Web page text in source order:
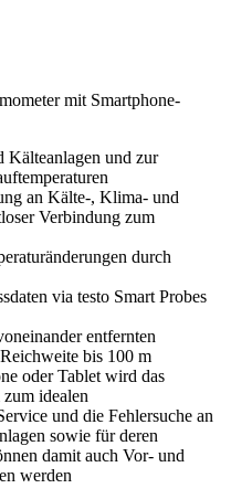
mit Smartphone-
Kälteanlagen und zur
an Kälte-, Klima- und
Verbindung zum
durch
via testo Smart Probes
entfernten
bis 100 m
oder Tablet wird das
zum idealen
und die Fehlersuche an
sowie für deren
damit auch Vor- und
werden